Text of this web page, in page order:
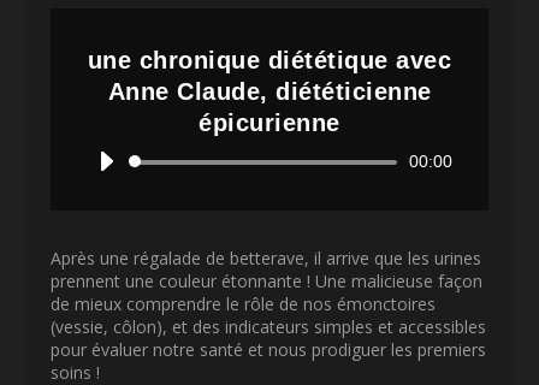
une chronique diététique avec
Anne Claude, diététicienne
épicurienne
Lecteur
00:00
Après une régalade de betterave, il arrive que les urines
prennent une couleur étonnante ! Une malicieuse façon
de mieux comprendre le rôle de nos émonctoires
(vessie, côlon), et des indicateurs simples et accessibles
pour évaluer notre santé et nous prodiguer les premiers
soins !